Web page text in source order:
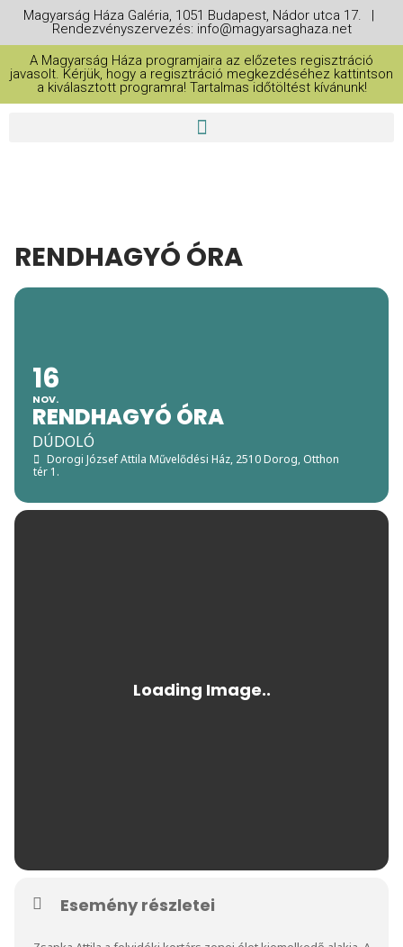
Magyarság Háza Galéria, 1051 Budapest, Nádor utca 17. |
Rendezvényszervezés: info@magyarsaghaza.net
A Magyarság Háza programjaira az előzetes regisztráció
javasolt. Kérjük, hogy a regisztráció megkezdéséhez kattintson
a kiválasztott programra! Tartalmas időtöltést kívánunk!
RENDHAGYÓ ÓRA
16
NOV.
RENDHAGYÓ ÓRA
DÚDOLÓ
Dorogi József Attila Művelődési Ház, 2510 Dorog, Otthon
tér 1.
Esemény részletei